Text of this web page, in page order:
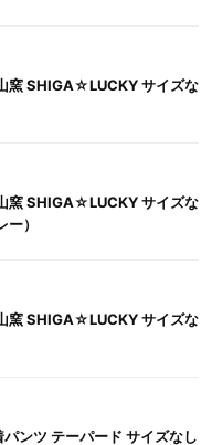
窯 SHIGA☆LUCKY サイズな
窯 SHIGA☆LUCKY サイズな
）
窯 SHIGA☆LUCKY サイズな
ンツ テーパード サイズなし